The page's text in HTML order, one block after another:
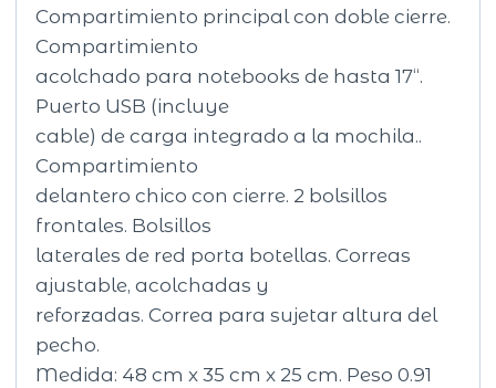
Compartimiento principal con doble cierre.
Compartimiento
acolchado para notebooks de hasta 17“.
Puerto USB (incluye
cable) de carga integrado a la mochila..
Compartimiento
delantero chico con cierre. 2 bolsillos
frontales. Bolsillos
laterales de red porta botellas. Correas
ajustable, acolchadas y
reforzadas. Correa para sujetar altura del
pecho.
Medida: 48 cm x 35 cm x 25 cm. Peso 0.91